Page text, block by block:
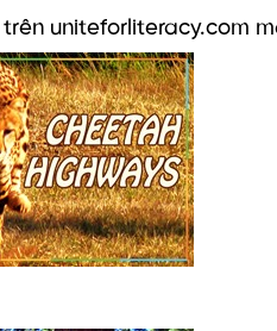
trên uniteforliteracy.com